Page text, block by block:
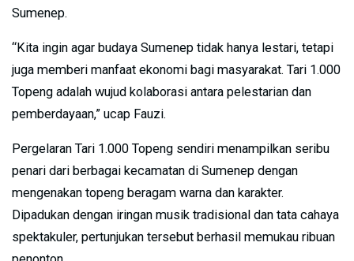
Sumenep.
“Kita ingin agar budaya Sumenep tidak hanya lestari, tetapi
juga memberi manfaat ekonomi bagi masyarakat. Tari 1.000
Topeng adalah wujud kolaborasi antara pelestarian dan
pemberdayaan,” ucap Fauzi.
Pergelaran Tari 1.000 Topeng sendiri menampilkan seribu
penari dari berbagai kecamatan di Sumenep dengan
mengenakan topeng beragam warna dan karakter.
Dipadukan dengan iringan musik tradisional dan tata cahaya
spektakuler, pertunjukan tersebut berhasil memukau ribuan